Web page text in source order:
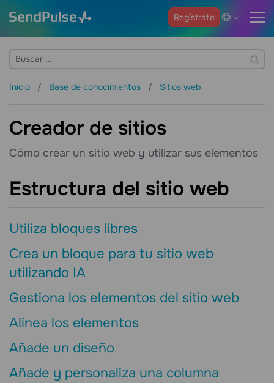
Regístrate
Inicio Base de conocimientos Sitios web
Creador de sitios
Cómo crear un sitio web y utilizar sus elementos
Estructura del sitio web
Utiliza bloques libres
Crea un bloque para tu sitio web
utilizando IA
Gestiona los elementos del sitio web
Alinea los elementos
Añade un diseño
Añade y personaliza una columna